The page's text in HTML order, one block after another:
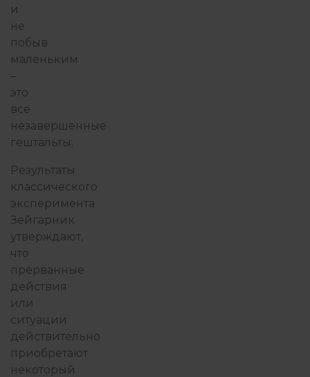
и
не
побыв
маленьким
–
это
все
незавершенные
гештальты.
Результаты
классического
эксперимента
Зейгарник
утверждают,
что
прерванные
действия
или
ситуации
действительно
приобретают
некоторый